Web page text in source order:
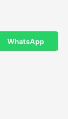
WhatsApp